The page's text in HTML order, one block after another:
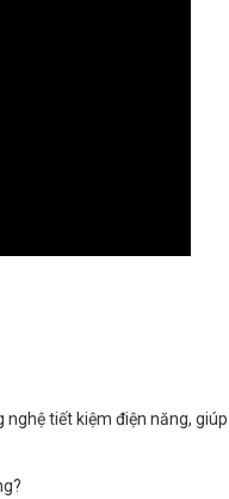
tiết kiệm điện năng,